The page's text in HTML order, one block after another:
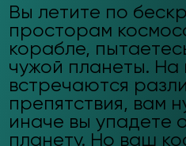
Вы летите по
просторам
корабле,
чужой планеты. На
встречаются
препятствия, вам
иначе вы упадете
планету. Но ваш